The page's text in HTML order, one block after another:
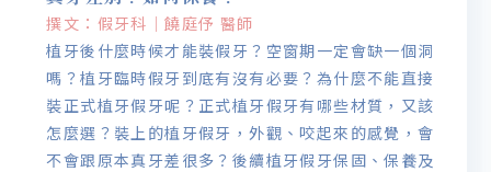
撰文：假牙科｜饒庭伃 醫師
植牙後什麼時候才能裝假牙？空窗期一定會缺一個洞
嗎？植牙臨時假牙到底有沒有必要？為什麼不能直接
裝正式植牙假牙呢？正式植牙假牙有哪些材質，又該
怎麼選？裝上的植牙假牙，外觀、咬起來的感覺，會
不會跟原本真牙差很多？後續植牙假牙保固、保養及